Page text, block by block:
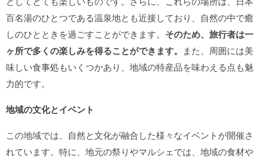
百名湯のひとつである温泉地とも近接しており、自然の中で癒
しのひとときを過ごすことができます。 そのため、旅行者は一
ヶ所で多くの楽しみを得ることができます。 また、周囲には美
味しい食事処もいくつかあり、地域の特産品を味わえる点も魅
力的です。
地域の文化とイベント
この地域では、自然と文化が融合した様々なイベントが開催さ
れています。特に、地元の祭りやマルシェでは、地域の食材や